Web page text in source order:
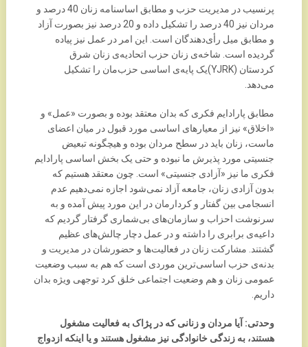
پرنسیب در مدیریت حزب و مطابق اساسنامه زنان 40 درصد و
مردان نیز 40 درصد را تشکیل داده و 20 درصد نیز بصورت آزاد
و مطابق میل رأی‌دهندگان است. این امر در عمل نیز پیاده
گردیده است. شاخه‌ی زنان حزب اتحادیه‌ی زنان شرق
کردستان (YJRK)یک پایه‌ی اساسی حزب‌مان را تشکیل
می‌دهد.
مطابق پارادایم فکری که بدان معتقد بوده و بصورت «عمل» و
«اخلاق» نیز از معیارهای اساسی مورد قبول در میان اعضای
ماست، زنان باید در سطح مردان بوده و هیچگونه تبعیض
جنسیتی مورد پذیرش ما نبوده و حتی یک بخش اساسی پارادایم
فکری ما نیز «آزادی جنسیتی» است. چون معتقد هستیم که
بدون آزادی زنان، جامعه آزاد نمی‌شود اجازه نمی‌دهیم عدم
انسجامی بین گفتار و کردارمان در این مورد پیش آمده و به
سرنوشت احزاب و سازمان‌های بی‌شماری گرفتار گردیم که
داعیه‌ی برابری را داشته و در عمل دچار چالش‌های عظیم
گشتند. مشارکت زنان در فعالیت‌ها و حضورشان در مدیریت و
بدنه‌ی حزب اساسی‌ترین موردی است که هم به سبب وضعیت
عمومی زنان و هم وضعیت اجتماعی خلق کرد توجهی ویژه بدان
داریم.
وحدتی: آیا مردان و زنانی که در پژاک به فعالیت مشغول
هستند، به زندگی خانوادگی نیز مشغول هستند و یا اینکه ازدواج